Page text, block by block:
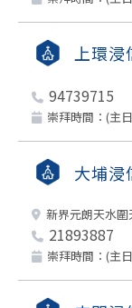
上環浸
94739715
崇拜時間：(主
大埔浸
新界元朗天水
21893887
崇拜時間：(主